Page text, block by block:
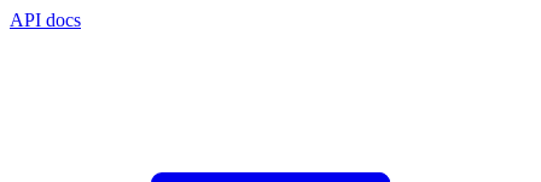
API docs